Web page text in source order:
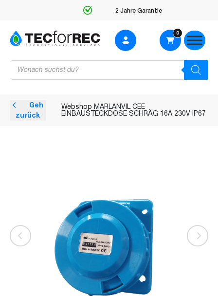
2 Jahre Garantie
Products
search
0
zurück
Webshop MARLANVIL CEE
EINBAUSTECKDOSE SCHRÄG 16A 230V IP67